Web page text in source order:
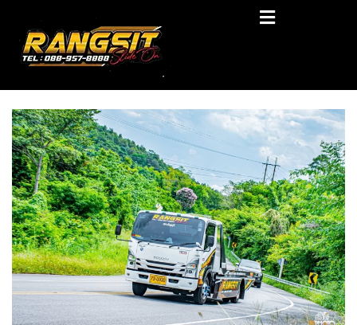
content
RANGSIT SlideON
รถยก168 รถสไลด์รังสิต รถสไลด์ ราคาถูก